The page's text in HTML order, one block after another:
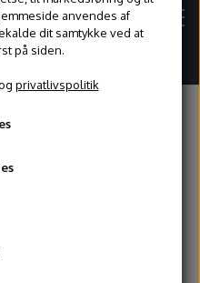
anvendes af
dit samtykke ved at
på siden.
privatlivspolitik